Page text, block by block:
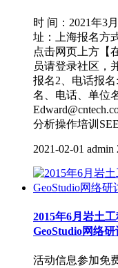
时 间：2021年3
址：上海报名方
点击网页上方【
员请登录社区，
报名2、电话报名
名、电话、单位
分析操作培训
2021-02-01 admin
2015年6月岩土
GeoStudio网络
活动信息参加免